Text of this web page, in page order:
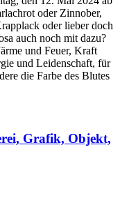
oder Zinnober,
oder lieber doch
auch noch mit dazu?
und Feuer, Kraft
und Leidenschaft, für
die Farbe des Blutes
Grafik, Objekt,